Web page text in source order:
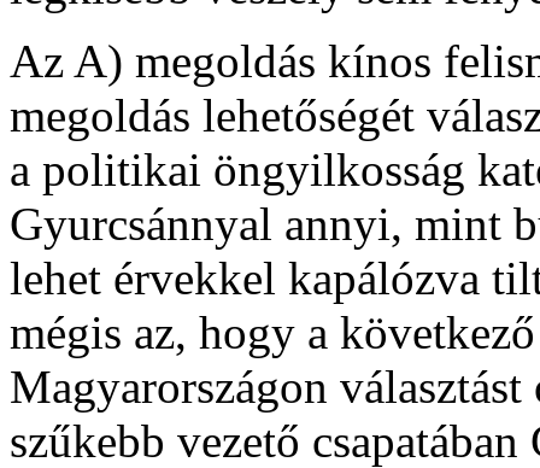
Az A) megoldás kínos
megoldás lehetőségét
a politikai öngyilkosság
Gyurcsánnyal annyi, mint
lehet érvekkel kapálózva
mégis az, hogy a
Magyarországon
szűkebb vezető